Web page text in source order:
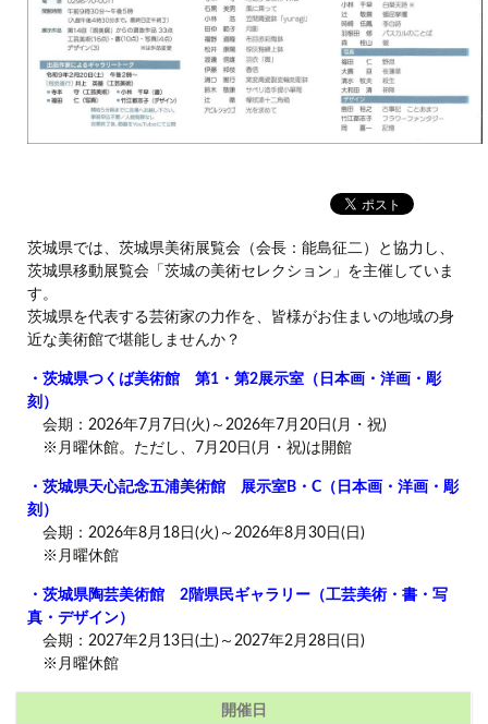
茨城県では、茨城県美術展覧会（会長：能島征二）と協力し、
茨城県移動展覧会「茨城の美術セレクション」を主催していま
す。
茨城県を代表する芸術家の力作を、皆様がお住まいの地域の身
近な美術館で堪能しませんか？
・茨城県つくば美術館 第1・第2展示室（日本画・洋画・彫
刻）
会期：2026年7月7日(火)～2026年7月20日(月・祝)
※月曜休館。ただし、7月20日(月・祝)は開館
・茨城県天心記念五浦美術館 展示室B・C（日本画・洋画・彫
刻）
会期：2026年8月18日(火)～2026年8月30日(日)
※月曜休館
・茨城県陶芸美術館 2階県民ギャラリー（工芸美術・書・写
真・デザイン）
会期：2027年2月13日(土)～2027年2月28日(日)
※月曜休館
開催日